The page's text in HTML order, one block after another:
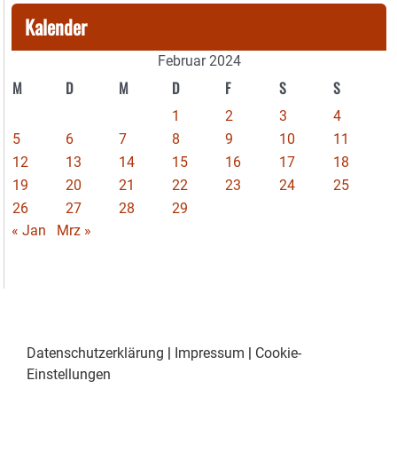
Kalender
Februar 2024
M D M D F S S
1 2 3
4
5
6 7 8 9 10
11
12
13 14 15 16 17
18
19
20 21 22 23 24
25
26
27 28
29
« Jan
Mrz »
Datenschutzerklärung | Impressum | Cookie-
Einstellungen